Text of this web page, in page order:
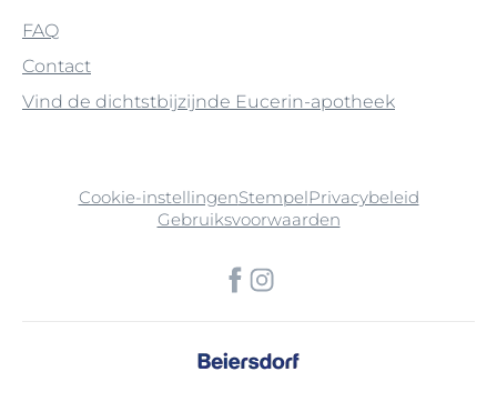
FAQ
Contact
Vind de dichtstbijzijnde Eucerin-apotheek
Cookie-instellingenStempelPrivacybeleid
Gebruiksvoorwaarden